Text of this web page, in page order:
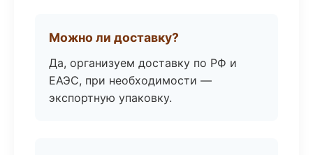
Можно ли доставку?
Да, организуем доставку по РФ и
ЕАЭС, при необходимости —
экспортную упаковку.